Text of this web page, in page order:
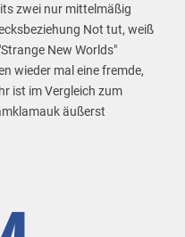
zwei nur mittelmäßig
Not tut, weiß
New Worlds"
wieder mal eine fremde,
ist im Vergleich zum
äußerst